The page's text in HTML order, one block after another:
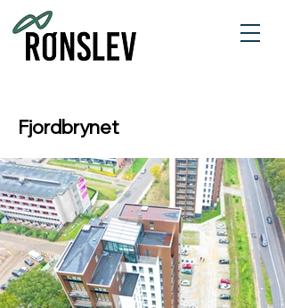
Fjordbrynet